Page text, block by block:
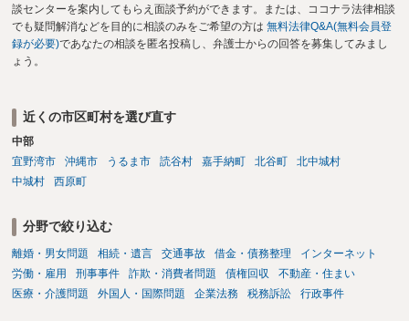
談センターを案内してもらえ面談予約ができます。または、ココナラ法律相談
でも疑問解消などを目的に相談のみをご希望の方は 無料法律Q&A(無料会員登
録が必要)であなたの相談を匿名投稿し、弁護士からの回答を募集してみまし
ょう。
近くの市区町村を選び直す
中部
宜野湾市
沖縄市 うるま市 読谷村 嘉手納町 北谷町
北中城村
中城村
西原町
分野で絞り込む
離婚・男女問題 相続・遺言 交通事故 借金・債務整理
インターネット
労働・雇用
刑事事件 詐欺・消費者問題 債権回収
不動産・住まい
医療・介護問題
外国人・国際問題 企業法務 税務訴訟 行政事件